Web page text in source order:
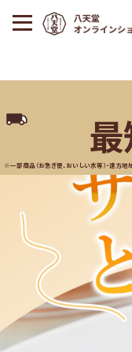
※一部商品（お急ぎ便、おいしい水等）・遠方地